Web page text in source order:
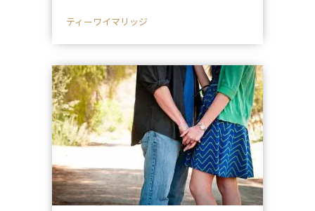
ティーワイマリッジ